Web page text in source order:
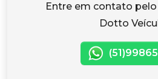
Entre em contato
Dotto